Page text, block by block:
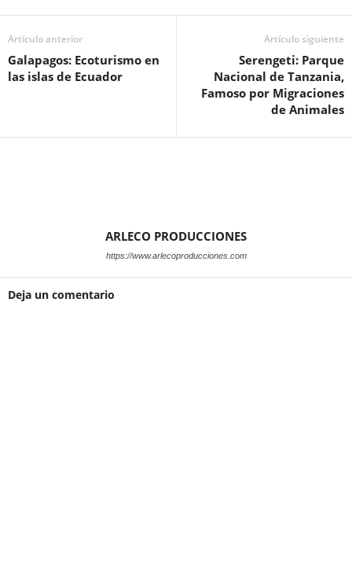
Artículo anterior
Galapagos: Ecoturismo en
las islas de Ecuador
Artículo siguiente
Serengeti: Parque
Nacional de Tanzania,
Famoso por Migraciones
de Animales
ARLECO PRODUCCIONES
https://www.arlecoproducciones.com
Deja un comentario